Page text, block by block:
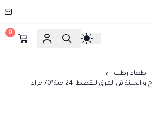
0
طعام رطب
في المرق للقطط- 24 حبة*70 جرام